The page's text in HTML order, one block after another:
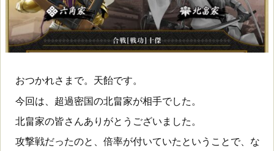
おつかれさまで。天飴です。
今回は、超過密国の北畠家が相手でした。
北畠家の皆さんありがとうございました。
攻撃戦だったのと、倍率が付いていたということで、な